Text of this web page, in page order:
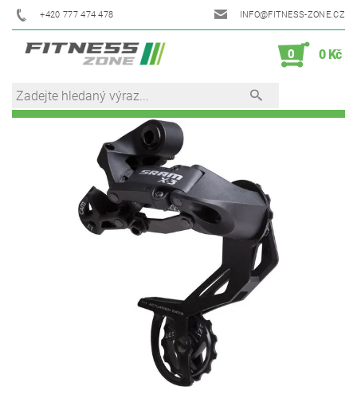
+420 777 474 478 INFO@FITNESS-ZONE.CZ
0 0 Kč